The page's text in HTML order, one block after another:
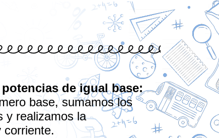
de igual base:
base, sumamos los
y realizamos la
corriente.